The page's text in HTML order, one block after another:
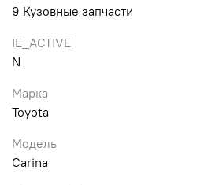
9 Кузовные запчасти
IE_ACTIVE
N
Марка
Toyota
Модель
Carina